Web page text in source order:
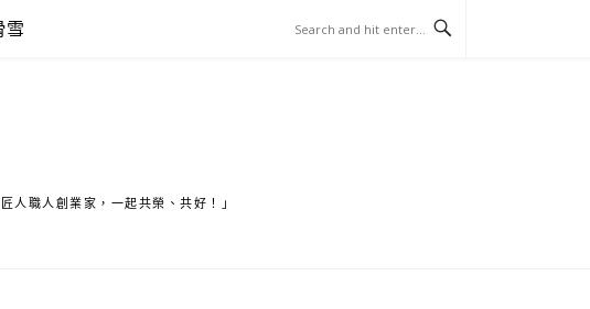
雪
人職人創業家，一起共榮、共好！」